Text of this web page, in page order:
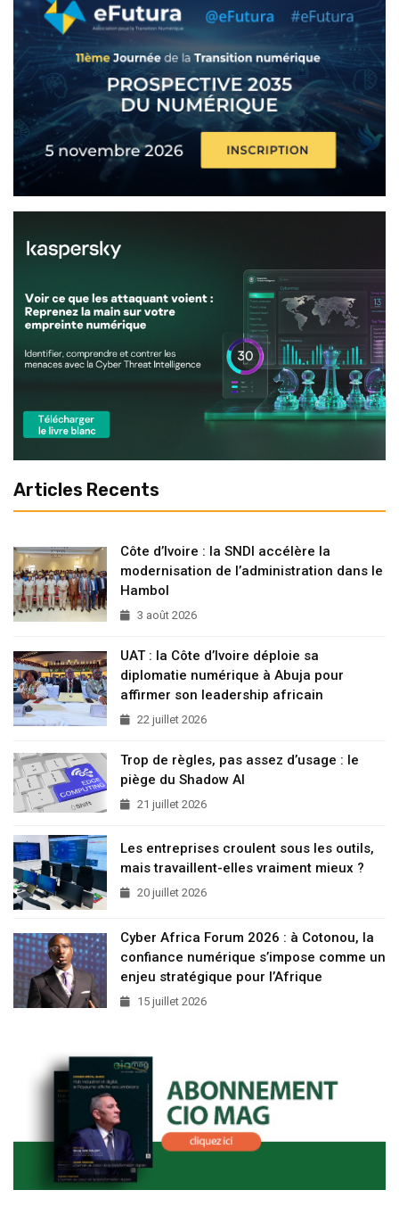
Articles Recents
Côte d’Ivoire : la SNDI accélère la
modernisation de l’administration dans le
Hambol
3 août 2026
UAT : la Côte d’Ivoire déploie sa
diplomatie numérique à Abuja pour
affirmer son leadership africain
22 juillet 2026
Trop de règles, pas assez d’usage : le
piège du Shadow AI
21 juillet 2026
Les entreprises croulent sous les outils,
mais travaillent-elles vraiment mieux ?
20 juillet 2026
Cyber Africa Forum 2026 : à Cotonou, la
confiance numérique s’impose comme un
enjeu stratégique pour l’Afrique
15 juillet 2026